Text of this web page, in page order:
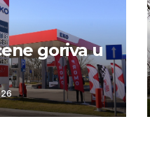
goriva u